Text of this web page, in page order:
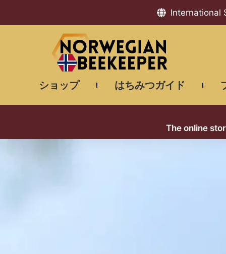
International
ショップ はちみつガイド
The online